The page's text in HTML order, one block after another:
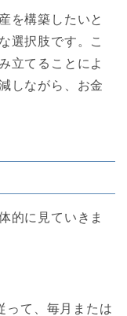
を構築したいと
選択肢です。こ
立てることによ
しながら、お金
的に見ていきま
って、毎月または